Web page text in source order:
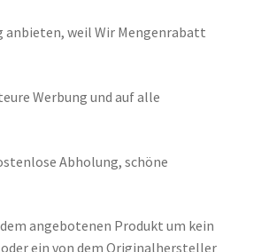
anbieten, weil Wir Mengenrabatt
Werbung und auf alle
Abholung, schöne
angebotenen Produkt um kein
ein von dem Originalhersteller